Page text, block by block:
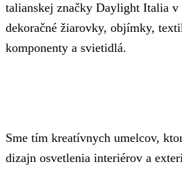
talianskej značky Daylight Italia v
dekoračné žiarovky, objímky,
komponenty a svietidlá.
Sme tím kreatívnych umelcov,
dizajn osvetlenia interiérov a